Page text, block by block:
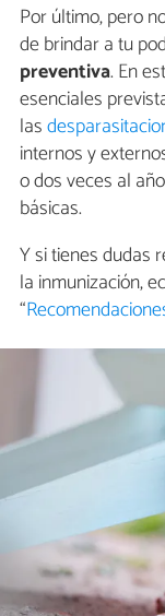
Por último, pero
de brindar a tu
preventiva. En
esenciales
las
internos y
o dos veces al
básicas.
Y si tienes dudas
la inmunización,
“